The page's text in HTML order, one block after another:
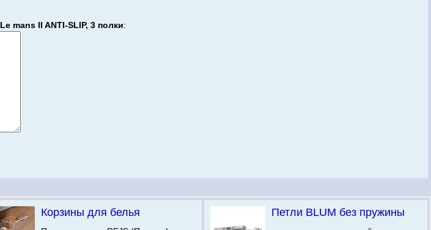
Le mans II ANTI-SLIP, 3 полки:
Корзины для белья Петли BLUM без пружины